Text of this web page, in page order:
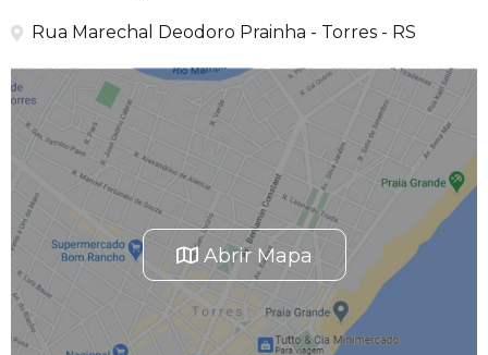
Rua Marechal Deodoro Prainha - Torres - RS
Abrir Mapa